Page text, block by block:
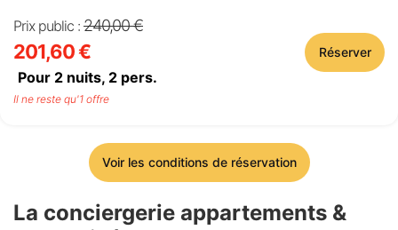
Prix public : 240,00 €
201,60 €
Pour 2 nuits, 2 pers.
Réserver
Il ne reste qu'1 offre
Voir les conditions de réservation
La conciergerie appartements &